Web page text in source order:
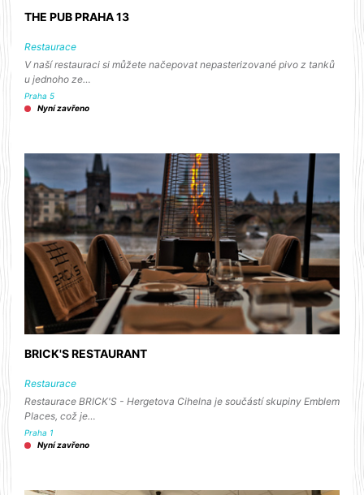
THE PUB PRAHA 13
Restaurace
V naší restauraci si můžete načepovat nepasterizované pivo z tanků
u jednoho ze…
Praha 5
Nyní zavřeno
BRICK'S RESTAURANT
Restaurace
Restaurace BRICK'S - Hergetova Cihelna je součástí skupiny Emblem
Places, což je…
Praha 1
Nyní zavřeno